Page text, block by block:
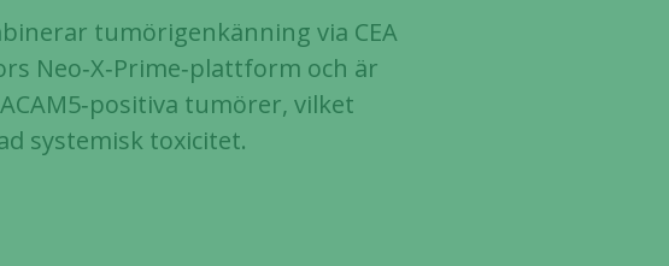
tumörigenkänning via CEA
Neo‑X‑Prime‑plattform och är
tumörer, vilket
systemisk toxicitet.